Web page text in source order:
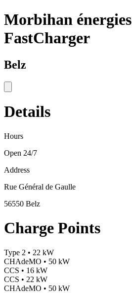
Morbihan énergies
FastCharger
Belz
Details
Hours
Open 24/7
Address
Rue Général de Gaulle
56550 Belz
Charge Points
Type 2 • 22 kW
CHAdeMO • 50 kW
CCS • 16 kW
CCS • 22 kW
CHAdeMO • 50 kW